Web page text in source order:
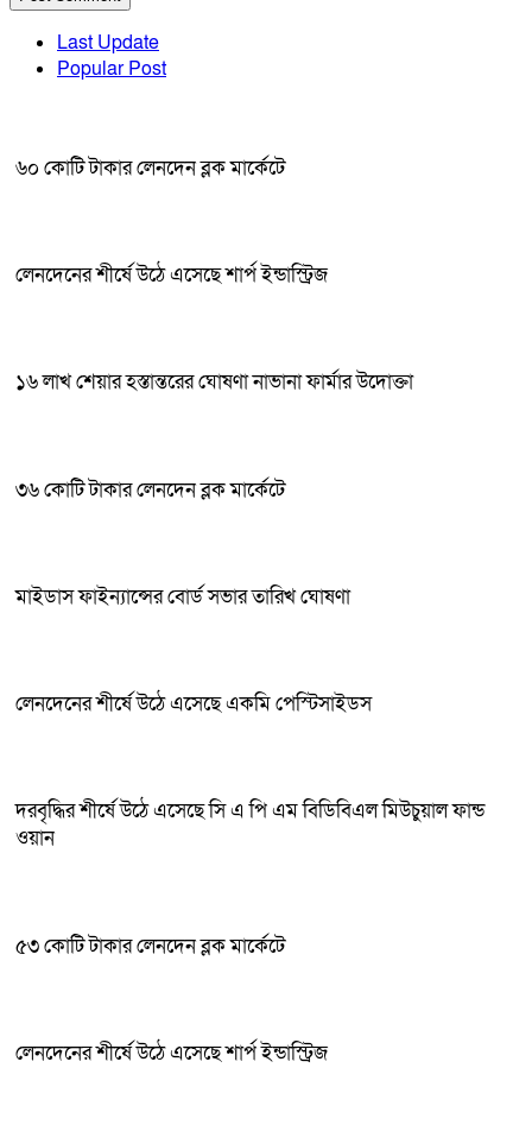
Last Update
Popular Post
৬০ কোটি টাকার লেনদেন ব্লক মার্কেটে
লেনদেনের শীর্ষে উঠে এসেছে শার্প ইন্ডাস্ট্রিজ
১৬ লাখ শেয়ার হস্তান্তরের ঘোষণা নাভানা ফার্মার উদোক্তা
৩৬ কোটি টাকার লেনদেন ব্লক মার্কেটে
মাইডাস ফাইন্যান্সের বোর্ড সভার তারিখ ঘোষণা
লেনদেনের শীর্ষে উঠে এসেছে একমি পেস্টিসাইডস
দরবৃদ্ধির শীর্ষে উঠে এসেছে সি এ পি এম বিডিবিএল মিউচুয়াল ফান্ড
ওয়ান
৫৩ কোটি টাকার লেনদেন ব্লক মার্কেটে
লেনদেনের শীর্ষে উঠে এসেছে শার্প ইন্ডাস্ট্রিজ